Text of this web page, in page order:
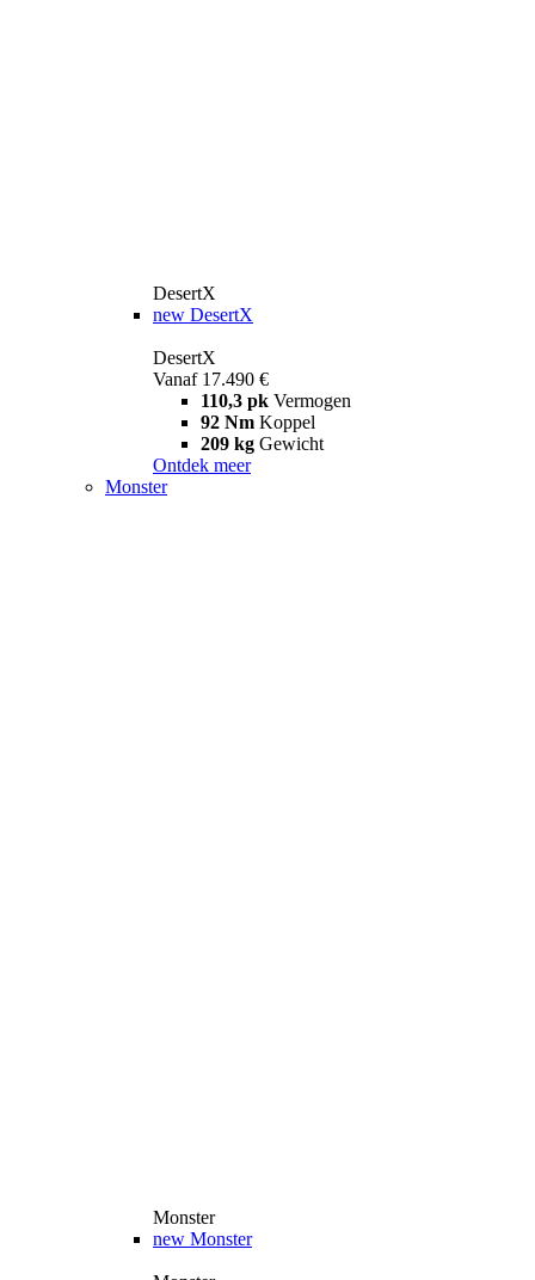
DesertX
new DesertX
DesertX
Vanaf 17.490 €
110,3 pk Vermogen
92 Nm Koppel
209 kg Gewicht
Ontdek meer
Monster
Monster
new Monster